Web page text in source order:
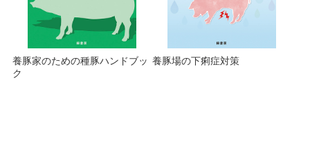
養豚家のための種豚ハンドブッ
ク
養豚場の下痢症対策